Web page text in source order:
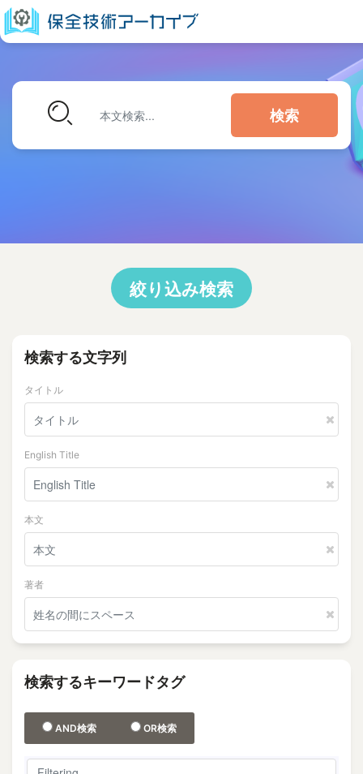
検索
絞り込み検索
検索する文字列
タイトル
English Title
本文
著者
検索するキーワードタグ
AND検索 OR検索